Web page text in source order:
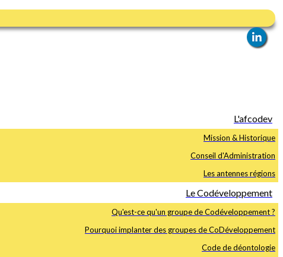
L'afcodev
Mission & Historique
Conseil d'Administration
Les antennes régions
Le Codéveloppement
Qu'est-ce qu'un groupe de Codéveloppement ?
Pourquoi implanter des groupes de CoDéveloppement
Code de déontologie